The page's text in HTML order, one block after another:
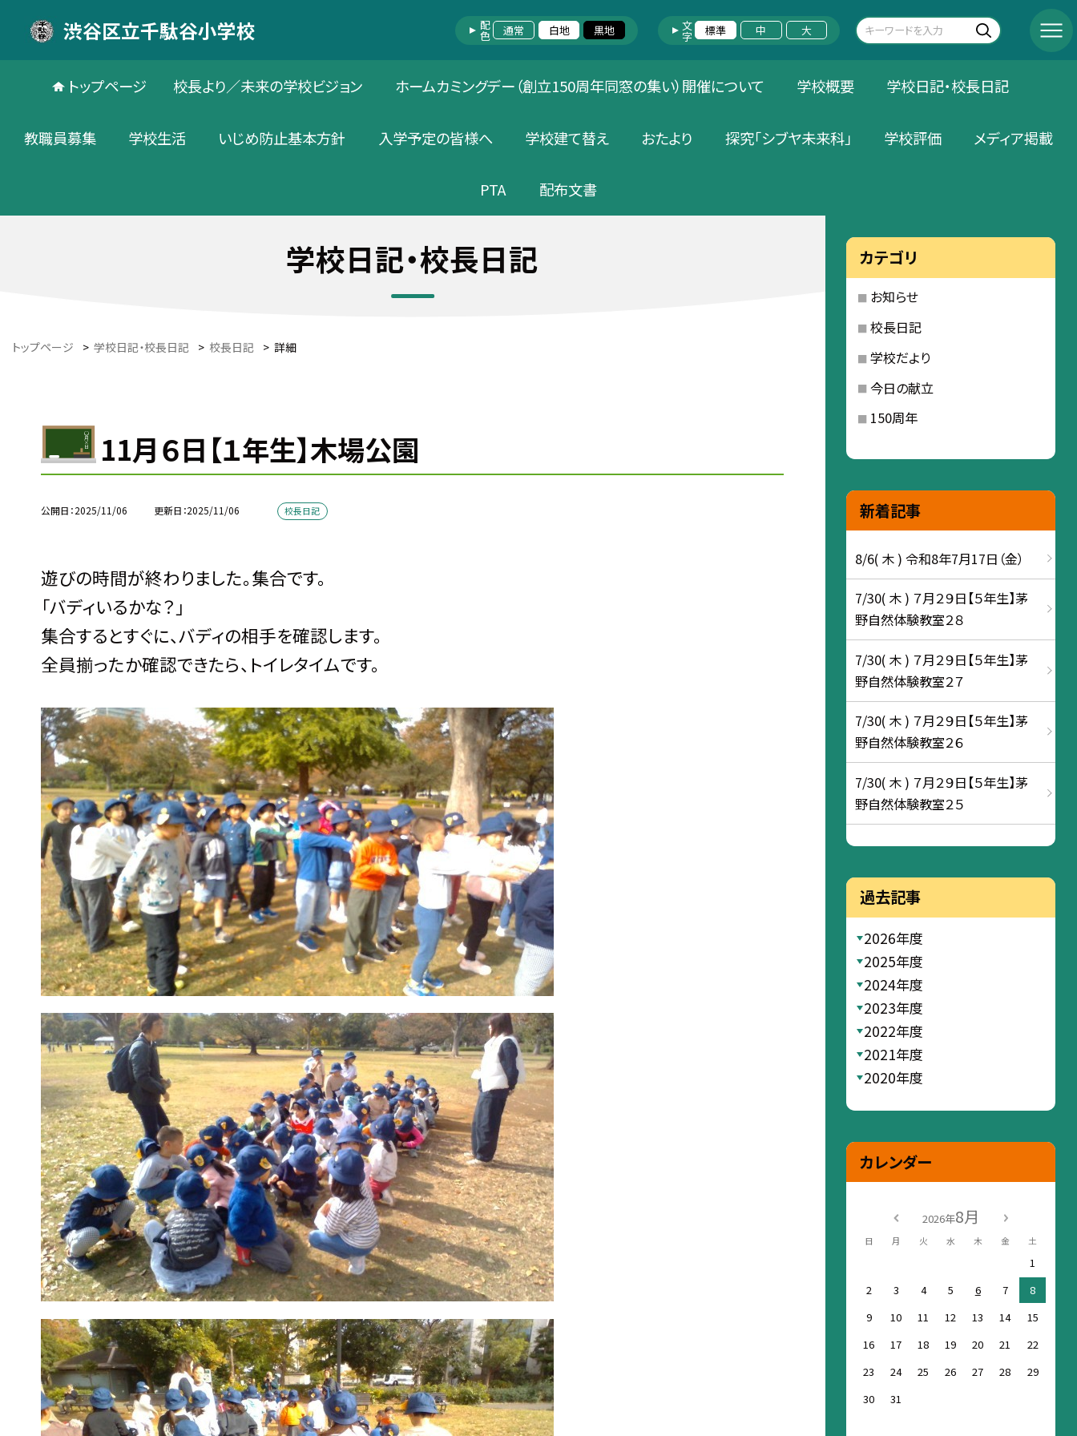
渋谷区立千駄谷小学校 配色 通常 白地 黒地 文字 標準 中 大
トップページ 校長より／未来の学校ビジョン ホームカミングデー（創立150周年同窓の集い）開催について 学校概要 学校日記・校長日記
教職員募集 学校生活 いじめ防止基本方針 入学予定の皆様へ 学校建て替え おたより 探究「シブヤ未来科」 学校評価 メディア掲載
PTA 配布文書
学校日記・校長日記
トップページ > 学校日記・校長日記 > 校長日記 > 詳細
11月６日【１年生】木場公園
公開日 2025/11/06 更新日 2025/11/06 校長日記
遊びの時間が終わりました。集合です。
「バディいるかな？」
集合するとすぐに、バディの相手を確認します。
全員揃ったか確認できたら、トイレタイムです。
カテゴリ
お知らせ
校長日記
学校だより
今日の献立
150周年
新着記事
8/6( 木 ) 令和8年7月17日（金）
7/30( 木 ) ７月２９日【５年生】茅
野自然体験教室２８
7/30( 木 ) ７月２９日【５年生】茅
野自然体験教室２７
7/30( 木 ) ７月２９日【５年生】茅
野自然体験教室２６
7/30( 木 ) ７月２９日【５年生】茅
野自然体験教室２５
過去記事
2026年度
2025年度
2024年度
2023年度
2022年度
2021年度
2020年度
カレンダー
2026年8月
日 月 火 水 木 金 土
1
2
3 4 5 6 7
8
9
10 11 12 13 14
15
16
17 18 19 20 21
22
23
24 25 26 27 28
29
30
31